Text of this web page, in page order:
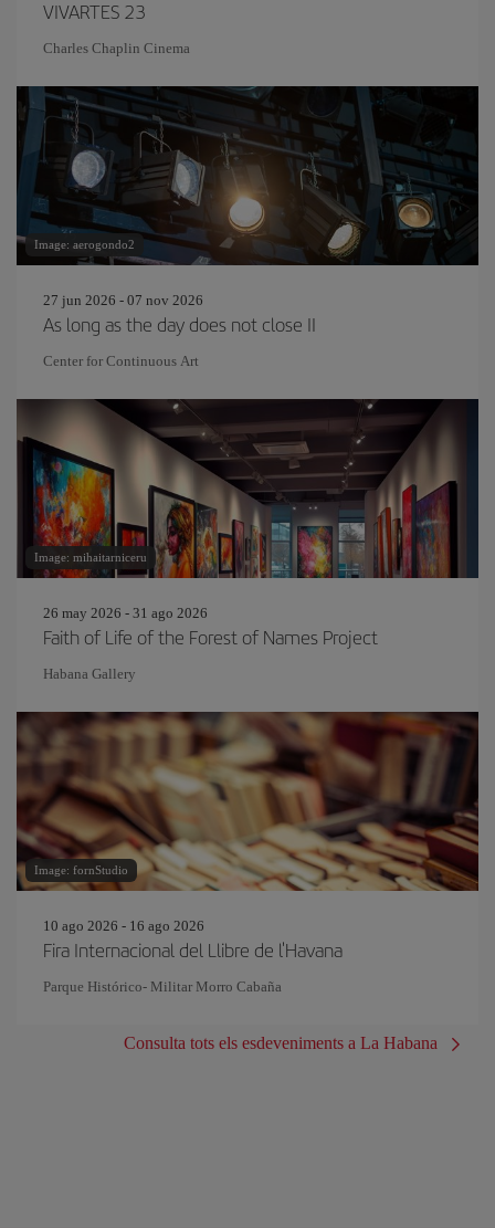
VIVARTES 23
Charles Chaplin Cinema
Image: aerogondo2
27 jun 2026 - 07 nov 2026
As long as the day does not close II
Center for Continuous Art
Image: mihaitarniceru
26 may 2026 - 31 ago 2026
Faith of Life of the Forest of Names Project
Habana Gallery
Image: fornStudio
10 ago 2026 - 16 ago 2026
Fira Internacional del Llibre de l'Havana
Parque Histórico- Militar Morro Cabaña
Consulta tots els esdeveniments a La Habana